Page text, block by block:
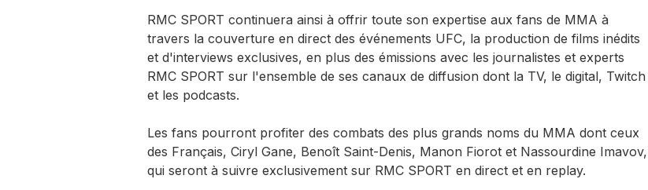
RMC SPORT continuera ainsi à offrir toute son expertise aux fans de MMA à
travers la couverture en direct des événements UFC, la production de films inédits
et d'interviews exclusives, en plus des émissions avec les journalistes et experts
RMC SPORT sur l'ensemble de ses canaux de diffusion dont la TV, le digital, Twitch
et les podcasts.
Les fans pourront profiter des combats des plus grands noms du MMA dont ceux
des Français, Ciryl Gane, Benoît Saint-Denis, Manon Fiorot et Nassourdine Imavov,
qui seront à suivre exclusivement sur RMC SPORT en direct et en replay.